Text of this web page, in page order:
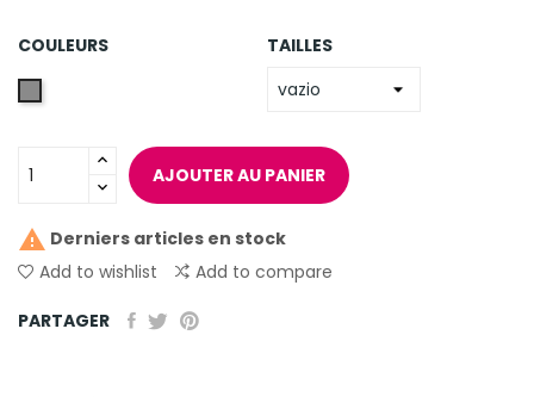
COULEURS
Silver
Prateado
TAILLES
AJOUTER AU PANIER
 Derniers articles en stock
Add to wishlist
Add to compare
PARTAGER